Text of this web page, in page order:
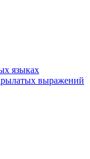
языках
выражений